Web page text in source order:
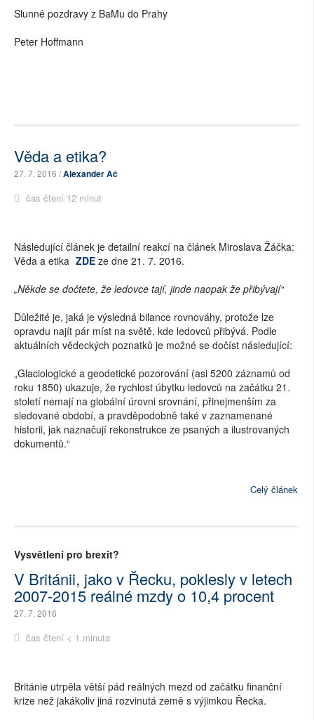
Slunné pozdravy z BaMu do Prahy
Peter Hoffmann
Věda a etika?
27. 7. 2016 /Alexander Ač
čas čtení 12 minut
Následující článek je detailní reakcí na článek Miroslava Žáčka:
Věda a etika ZDE ze dne 21. 7. 2016.
„Někde se dočtete, že ledovce tají, jinde naopak že přibývají“
Důležité je, jaká je výsledná bilance rovnováhy, protože lze
opravdu najít pár míst na světě, kde ledovců přibývá. Podle
aktuálních vědeckých poznatků je možné se dočíst následující:
„Glaciologické a geodetické pozorování (asi 5200 záznamů od
roku 1850) ukazuje, že rychlost úbytku ledovců na začátku 21.
století nemají na globální úrovni srovnání, přinejmenším za
sledované období, a pravděpodobně také v zaznamenané
historii, jak naznačují rekonstrukce ze psaných a ilustrovaných
dokumentů.“
Celý článek
Vysvětlení pro brexit?
V Británii, jako v Řecku, poklesly v letech
2007-2015 reálné mzdy o 10,4 procent
27. 7. 2016
čas čtení < 1 minuta
Británie utrpěla větší pád reálných mezd od začátku finanční
krize než jakákoliv jiná rozvinutá země s výjimkou Řecka.